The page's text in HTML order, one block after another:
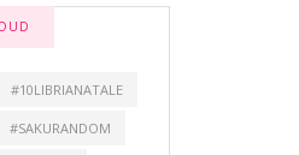
#10LIBRIANATALE
#SAKURANDOM